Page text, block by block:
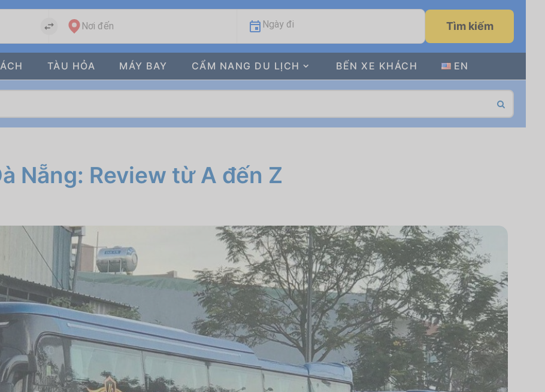
Nơi đến Ngày đi Tìm kiếm
TÀU HỎA MÁY BAY CẨM NANG DU LỊCH BẾN XE KHÁCH EN
Nẵng: Review từ A đến Z